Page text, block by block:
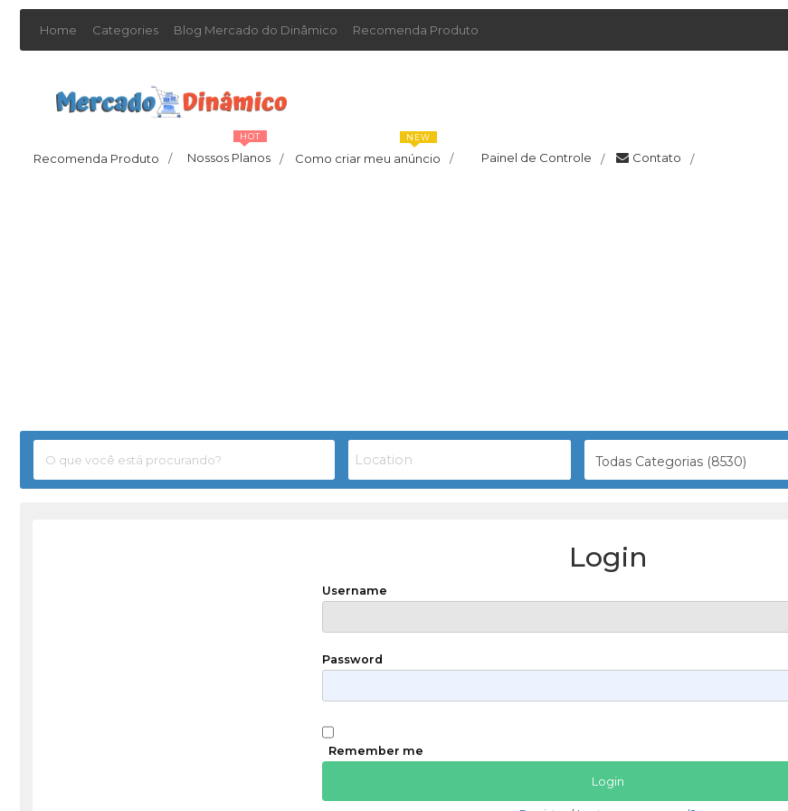
Home Categories Blog Mercado do Dinâmico Recomenda Produto
Recomenda Produto / Nossos Planos /
HOT
Como criar meu anúncio /
NEW
Painel de Controle / Contato /
Todas Categorias (8530)
Login
Username
Password
Remember me